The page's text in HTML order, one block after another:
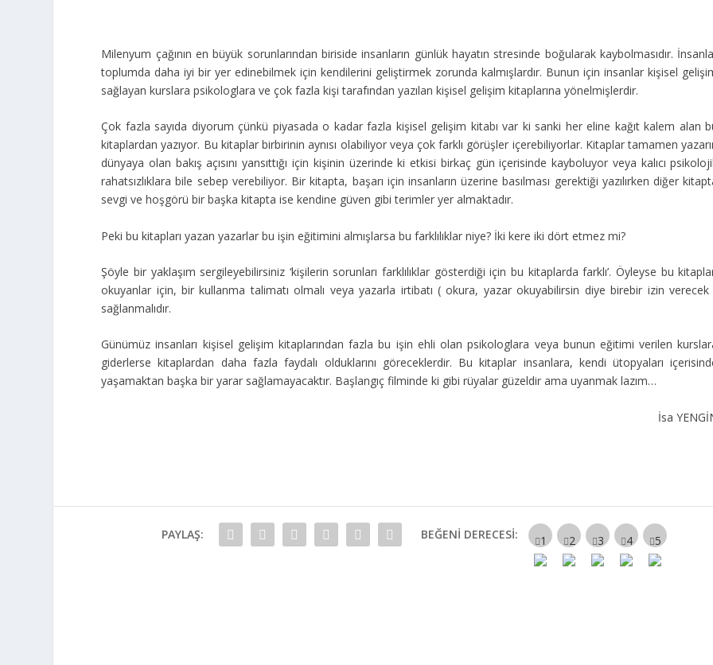
Milenyum çağının en büyük sorunlarından biriside insanların günlük hayatın stresinde boğularak kaybolmasıdır.
toplumda daha iyi bir yer edinebilmek için kendilerini geliştirmek zorunda kalmışlardır. Bunun için insanlar kişisel
sağlayan kurslara psikologlara ve çok fazla kişi tarafından yazılan kişisel gelişim kitaplarına yönelmişlerdir.
Çok fazla sayıda diyorum çünkü piyasada o kadar fazla kişisel gelişim kitabı var ki sanki her eline kağıt kalem alan
kitaplardan yazıyor. Bu kitaplar birbirinin aynısı olabiliyor veya çok farklı görüşler içerebiliyorlar. Kitaplar tamamen
dünyaya olan bakış açısını yansıttığı için kişinin üzerinde ki etkisi birkaç gün içerisinde kayboluyor veya kalıcı
rahatsızlıklara bile sebep verebiliyor. Bir kitapta, başarı için insanların üzerine basılması gerektiği yazılırken diğer
sevgi ve hoşgörü bir başka kitapta ise kendine güven gibi terimler yer almaktadır.
Peki bu kitapları yazan yazarlar bu işin eğitimini almışlarsa bu farklılıklar niye? İki kere iki dört etmez mi?
Şöyle bir yaklaşım sergileyebilirsiniz ‘kişilerin sorunları farklılıklar gösterdiği için bu kitaplarda farklı’. Öyleyse bu
okuyanlar için, bir kullanma talimatı olmalı veya yazarla irtibatı ( okura, yazar okuyabilirsin diye birebir izin
sağlanmalıdır.
Günümüz insanları kişisel gelişim kitaplarından fazla bu işin ehli olan psikologlara veya bunun eğitimi verilen
giderlerse kitaplardan daha fazla faydalı olduklarını göreceklerdir. Bu kitaplar insanlara, kendi ütopyaları
yaşamaktan başka bir yarar sağlamayacaktır. Başlangıç filminde ki gibi rüyalar güzeldir ama uyanmak lazım…
İsa
PAYLAŞ: BEĞENI DERECESI: